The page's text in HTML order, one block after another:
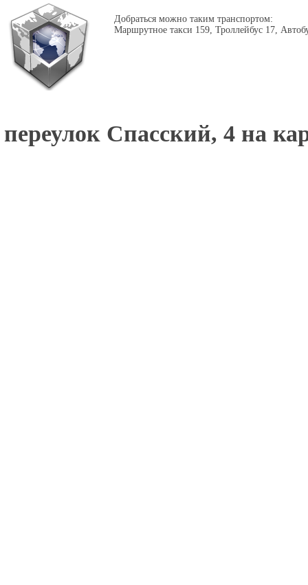
Добраться можно таким транспортом:
Маршрутное такси 159, Троллейбус 17,
переулок Спасский, 4 на